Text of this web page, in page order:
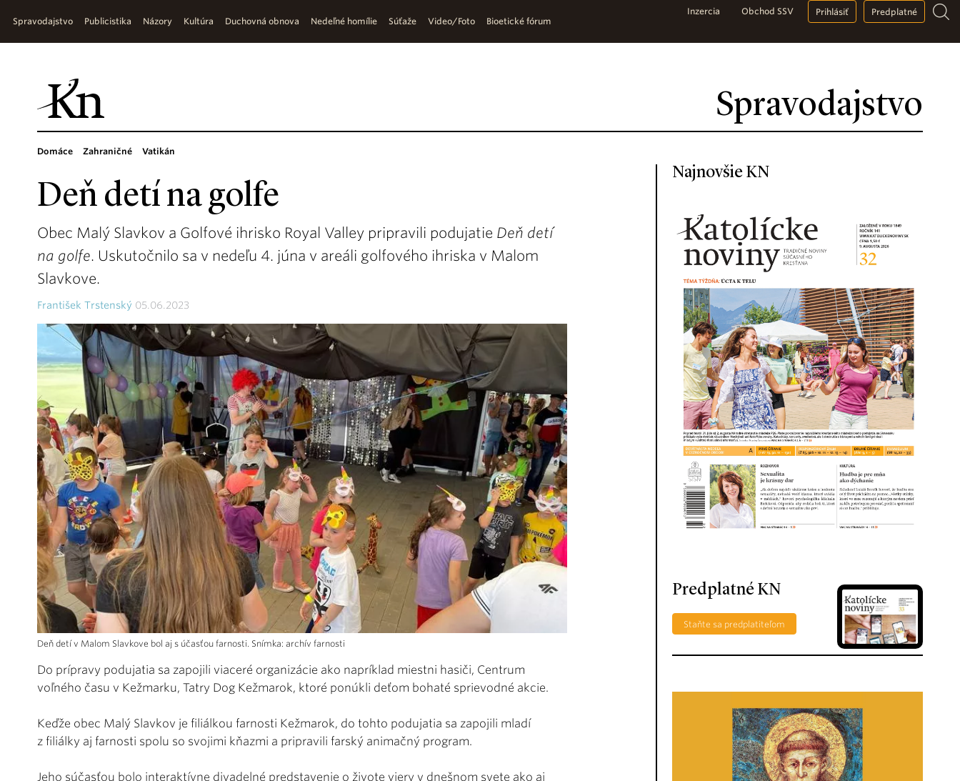
Spravodajstvo
Spravodajstvo Publicistika Názory Kultúra Duchovná obnova Nedeľné homílie Súťaže Video/Foto Bioetické fórum
Inzercia Obchod SSV Prihlásiť Predplatné
Domáce Zahraničné Vatikán
Deň detí na golfe
Obec Malý Slavkov a Golfové ihrisko Royal Valley pripravili podujatie Deň detí
na golfe. Uskutočnilo sa v nedeľu 4. júna v areáli golfového ihriska v Malom
Slavkove.
František Trstenský 05.06.2023
Deň detí v Malom Slavkove bol aj s účasťou farnosti. Snímka: archív farnosti
Do prípravy podujatia sa zapojili viaceré organizácie ako napríklad miestni hasiči, Centrum
voľného času v Kežmarku, Tatry Dog Kežmarok, ktoré ponúkli deťom bohaté sprievodné akcie.
Keďže obec Malý Slavkov je filiálkou farnosti Kežmarok, do tohto podujatia sa zapojili mladí
z filiálky aj farnosti spolu so svojimi kňazmi a pripravili farský animačný program.
Jeho súčasťou bolo interaktívne divadelné predstavenie o živote viery v dnešnom svete ako aj
Najnovšie KN
Predplatné KN
Staňte sa predplatiteľom